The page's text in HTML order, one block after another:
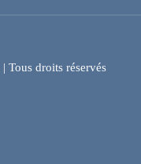
| Tous droits réservés